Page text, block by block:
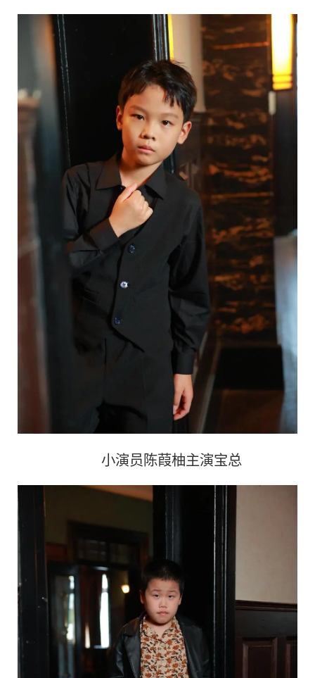
小演员陈葭柚主演宝总